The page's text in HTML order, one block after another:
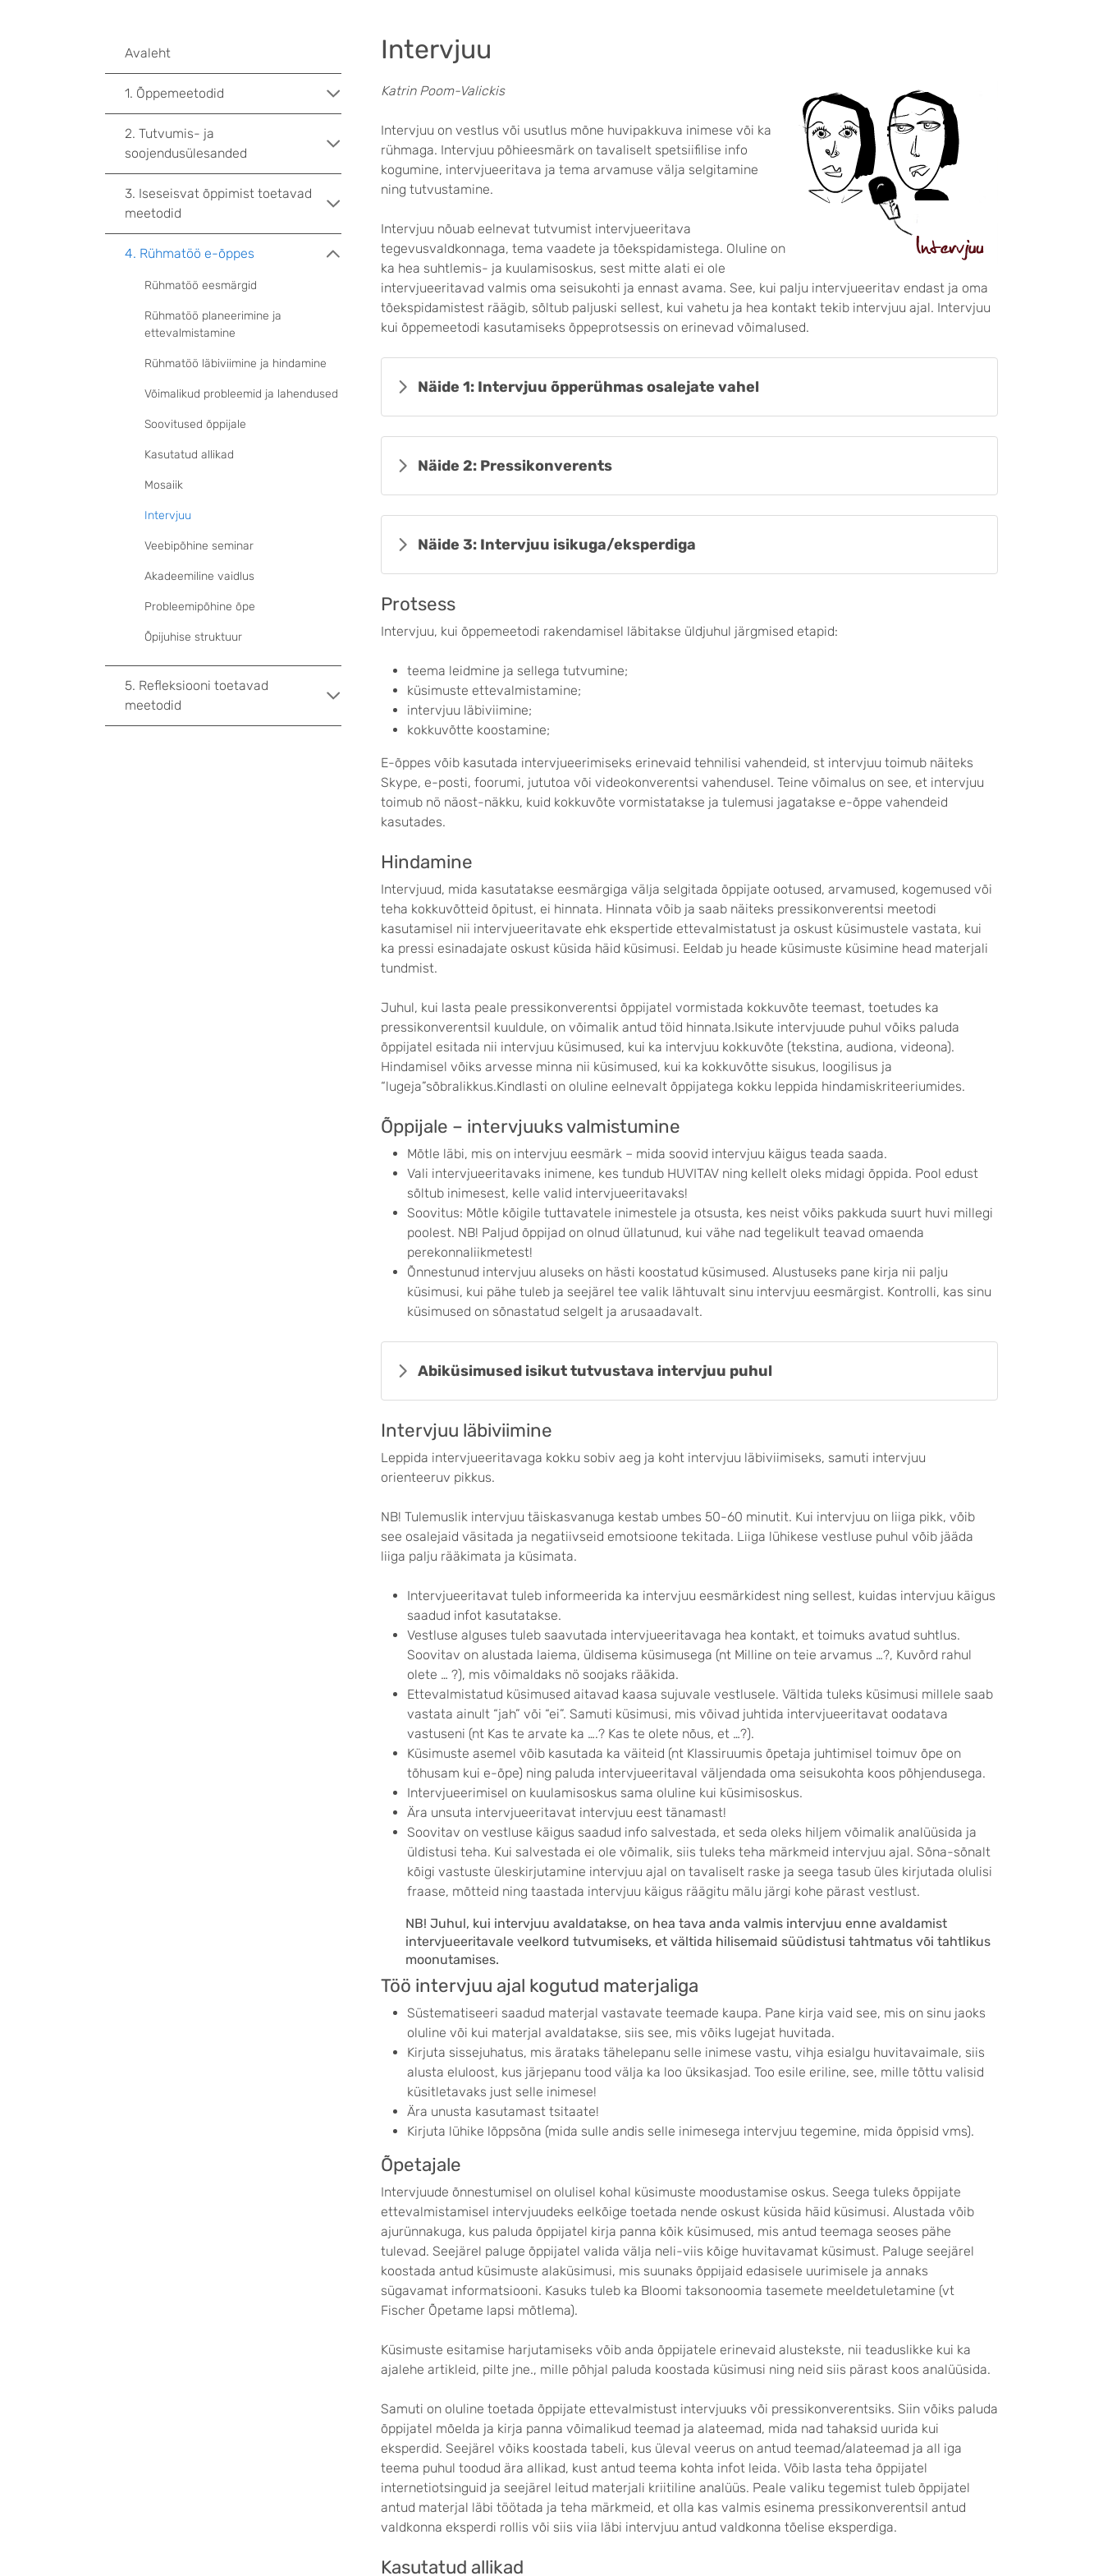
Intervjuu
Katrin Poom-Valickis
Intervjuu on vestlus või usutlus mõne huvipakkuva inimese või ka
rühmaga. Intervjuu põhieesmärk on tavaliselt spetsiifilise info
kogumine, intervjueeritava ja tema arvamuse välja selgitamine
ning tutvustamine.
Intervjuu nõuab eelnevat tutvumist intervjueeritava
tegevusvaldkonnaga, tema vaadete ja tõekspidamistega. Oluline on
ka hea suhtlemis- ja kuulamisoskus, sest mitte alati ei ole
intervjueeritavad valmis oma seisukohti ja ennast avama. See, kui palju intervjueeritav endast ja oma
tõekspidamistest räägib, sõltub paljuski sellest, kui vahetu ja hea kontakt tekib intervjuu ajal. Intervjuu
kui õppemeetodi kasutamiseks õppeprotsessis on erinevad võimalused.
Näide 1: Intervjuu õpperühmas osalejate vahel
Näide 2: Pressikonverents
Näide 3: Intervjuu isikuga/eksperdiga
Protsess
Intervjuu, kui õppemeetodi rakendamisel läbitakse üldjuhul järgmised etapid:
teema leidmine ja sellega tutvumine;
küsimuste ettevalmistamine;
intervjuu läbiviimine;
kokkuvõtte koostamine;
E-õppes võib kasutada intervjueerimiseks erinevaid tehnilisi vahendeid, st intervjuu toimub näiteks
Skype, e-posti, foorumi, jututoa või videokonverentsi vahendusel. Teine võimalus on see, et intervjuu
toimub nö näost-näkku, kuid kokkuvõte vormistatakse ja tulemusi jagatakse e-õppe vahendeid
kasutades.
Hindamine
Intervjuud, mida kasutatakse eesmärgiga välja selgitada õppijate ootused, arvamused, kogemused või
teha kokkuvõtteid õpitust, ei hinnata. Hinnata võib ja saab näiteks pressikonverentsi meetodi
kasutamisel nii intervjueeritavate ehk ekspertide ettevalmistatust ja oskust küsimustele vastata, kui
ka pressi esinadajate oskust küsida häid küsimusi. Eeldab ju heade küsimuste küsimine head materjali
tundmist.
Juhul, kui lasta peale pressikonverentsi õppijatel vormistada kokkuvõte teemast, toetudes ka
pressikonverentsil kuuldule, on võimalik antud töid hinnata.Isikute intervjuude puhul võiks paluda
õppijatel esitada nii intervjuu küsimused, kui ka intervjuu kokkuvõte (tekstina, audiona, videona).
Hindamisel võiks arvesse minna nii küsimused, kui ka kokkuvõtte sisukus, loogilisus ja
“lugeja”sõbralikkus.Kindlasti on oluline eelnevalt õppijatega kokku leppida hindamiskriteeriumides.
Õppijale – intervjuuks valmistumine
Mõtle läbi, mis on intervjuu eesmärk – mida soovid intervjuu käigus teada saada.
Vali intervjueeritavaks inimene, kes tundub HUVITAV ning kellelt oleks midagi õppida. Pool edust
sõltub inimesest, kelle valid intervjueeritavaks!
Soovitus: Mõtle kõigile tuttavatele inimestele ja otsusta, kes neist võiks pakkuda suurt huvi millegi
poolest. NB! Paljud õppijad on olnud üllatunud, kui vähe nad tegelikult teavad omaenda
perekonnaliikmetest!
Õnnestunud intervjuu aluseks on hästi koostatud küsimused. Alustuseks pane kirja nii palju
küsimusi, kui pähe tuleb ja seejärel tee valik lähtuvalt sinu intervjuu eesmärgist. Kontrolli, kas sinu
küsimused on sõnastatud selgelt ja arusaadavalt.
Abiküsimused isikut tutvustava intervjuu puhul
Intervjuu läbiviimine
Leppida intervjueeritavaga kokku sobiv aeg ja koht intervjuu läbiviimiseks, samuti intervjuu
orienteeruv pikkus.
NB! Tulemuslik intervjuu täiskasvanuga kestab umbes 50-60 minutit. Kui intervjuu on liiga pikk, võib
see osalejaid väsitada ja negatiivseid emotsioone tekitada. Liiga lühikese vestluse puhul võib jääda
liiga palju rääkimata ja küsimata.
Intervjueeritavat tuleb informeerida ka intervjuu eesmärkidest ning sellest, kuidas intervjuu käigus
saadud infot kasutatakse.
Vestluse alguses tuleb saavutada intervjueeritavaga hea kontakt, et toimuks avatud suhtlus.
Soovitav on alustada laiema, üldisema küsimusega (nt Milline on teie arvamus …?, Kuvõrd rahul
olete … ?), mis võimaldaks nö soojaks rääkida.
Ettevalmistatud küsimused aitavad kaasa sujuvale vestlusele. Vältida tuleks küsimusi millele saab
vastata ainult “jah” või “ei”. Samuti küsimusi, mis võivad juhtida intervjueeritavat oodatava
vastuseni (nt Kas te arvate ka ….? Kas te olete nõus, et …?).
Küsimuste asemel võib kasutada ka väiteid (nt Klassiruumis õpetaja juhtimisel toimuv õpe on
tõhusam kui e-õpe) ning paluda intervjueeritaval väljendada oma seisukohta koos põhjendusega.
Intervjueerimisel on kuulamisoskus sama oluline kui küsimisoskus.
Ära unsuta intervjueeritavat intervjuu eest tänamast!
Soovitav on vestluse käigus saadud info salvestada, et seda oleks hiljem võimalik analüüsida ja
üldistusi teha. Kui salvestada ei ole võimalik, siis tuleks teha märkmeid intervjuu ajal. Sõna-sõnalt
kõigi vastuste üleskirjutamine intervjuu ajal on tavaliselt raske ja seega tasub üles kirjutada olulisi
fraase, mõtteid ning taastada intervjuu käigus räägitu mälu järgi kohe pärast vestlust.
NB! Juhul, kui intervjuu avaldatakse, on hea tava anda valmis intervjuu enne avaldamist
intervjueeritavale veelkord tutvumiseks, et vältida hilisemaid süüdistusi tahtmatus või tahtlikus
moonutamises.
Töö intervjuu ajal kogutud materjaliga
Süstematiseeri saadud materjal vastavate teemade kaupa. Pane kirja vaid see, mis on sinu jaoks
oluline või kui materjal avaldatakse, siis see, mis võiks lugejat huvitada.
Kirjuta sissejuhatus, mis ärataks tähelepanu selle inimese vastu, vihja esialgu huvitavaimale, siis
alusta eluloost, kus järjepanu tood välja ka loo üksikasjad. Too esile eriline, see, mille tõttu valisid
küsitletavaks just selle inimese!
Ära unusta kasutamast tsitaate!
Kirjuta lühike lõppsõna (mida sulle andis selle inimesega intervjuu tegemine, mida õppisid vms).
Õpetajale
Intervjuude õnnestumisel on olulisel kohal küsimuste moodustamise oskus. Seega tuleks õppijate
ettevalmistamisel intervjuudeks eelkõige toetada nende oskust küsida häid küsimusi. Alustada võib
ajurünnakuga, kus paluda õppijatel kirja panna kõik küsimused, mis antud teemaga seoses pähe
tulevad. Seejärel paluge õppijatel valida välja neli-viis kõige huvitavamat küsimust. Paluge seejärel
koostada antud küsimuste alaküsimusi, mis suunaks õppijaid edasisele uurimisele ja annaks
sügavamat informatsiooni. Kasuks tuleb ka Bloomi taksonoomia tasemete meeldetuletamine (vt
Fischer Õpetame lapsi mõtlema).
Küsimuste esitamise harjutamiseks võib anda õppijatele erinevaid alustekste, nii teaduslikke kui ka
ajalehe artikleid, pilte jne., mille põhjal paluda koostada küsimusi ning neid siis pärast koos analüüsida.
Samuti on oluline toetada õppijate ettevalmistust intervjuuks või pressikonverentsiks. Siin võiks paluda
õppijatel mõelda ja kirja panna võimalikud teemad ja alateemad, mida nad tahaksid uurida kui
eksperdid. Seejärel võiks koostada tabeli, kus üleval veerus on antud teemad/alateemad ja all iga
teema puhul toodud ära allikad, kust antud teema kohta infot leida. Võib lasta teha õppijatel
internetiotsinguid ja seejärel leitud materjali kriitiline analüüs. Peale valiku tegemist tuleb õppijatel
antud materjal läbi töötada ja teha märkmeid, et olla kas valmis esinema pressikonverentsil antud
valdkonna eksperdi rollis või siis viia läbi intervjuu antud valdkonna tõelise eksperdiga.
Kasutatud allikad
Avaleht
1. Õppemeetodid
2. Tutvumis- ja
soojendusülesanded
3. Iseseisvat õppimist toetavad
meetodid
4. Rühmatöö e-õppes
Rühmatöö eesmärgid
Rühmatöö planeerimine ja
ettevalmistamine
Rühmatöö läbiviimine ja hindamine
Võimalikud probleemid ja lahendused
Soovitused õppijale
Kasutatud allikad
Mosaiik
Intervjuu
Veebipõhine seminar
Akadeemiline vaidlus
Probleemipõhine õpe
Õpijuhise struktuur
5. Refleksiooni toetavad
meetodid